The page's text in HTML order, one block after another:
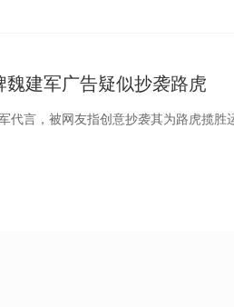
建军广告疑似抄袭路虎
代言，被网友指创意抄袭其为路虎揽